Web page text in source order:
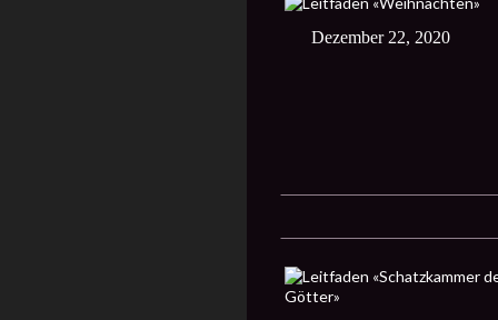
Dezember 22, 2020